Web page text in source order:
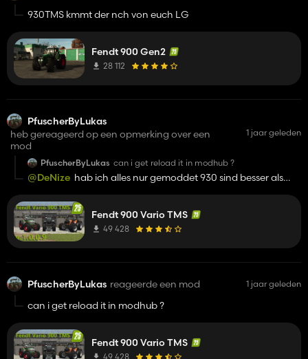
930TMS kmmt der nch von euch LG
Fendt 900 Gen2
28 112
PfuscherByLukas
heb gereageerd op een opmerking over een
mod
1 jaar geleden
PfuscherByLukas can i get reload it in modhub ?
@DeNize hab ich alles nur gemoddet 930 sind besser als
Fendt 900 Vario TMS
49 428
PfuscherByLukas reageerde een mod 1 jaar geleden
can i get reload it in modhub ?
Fendt 900 Vario TMS
49 428